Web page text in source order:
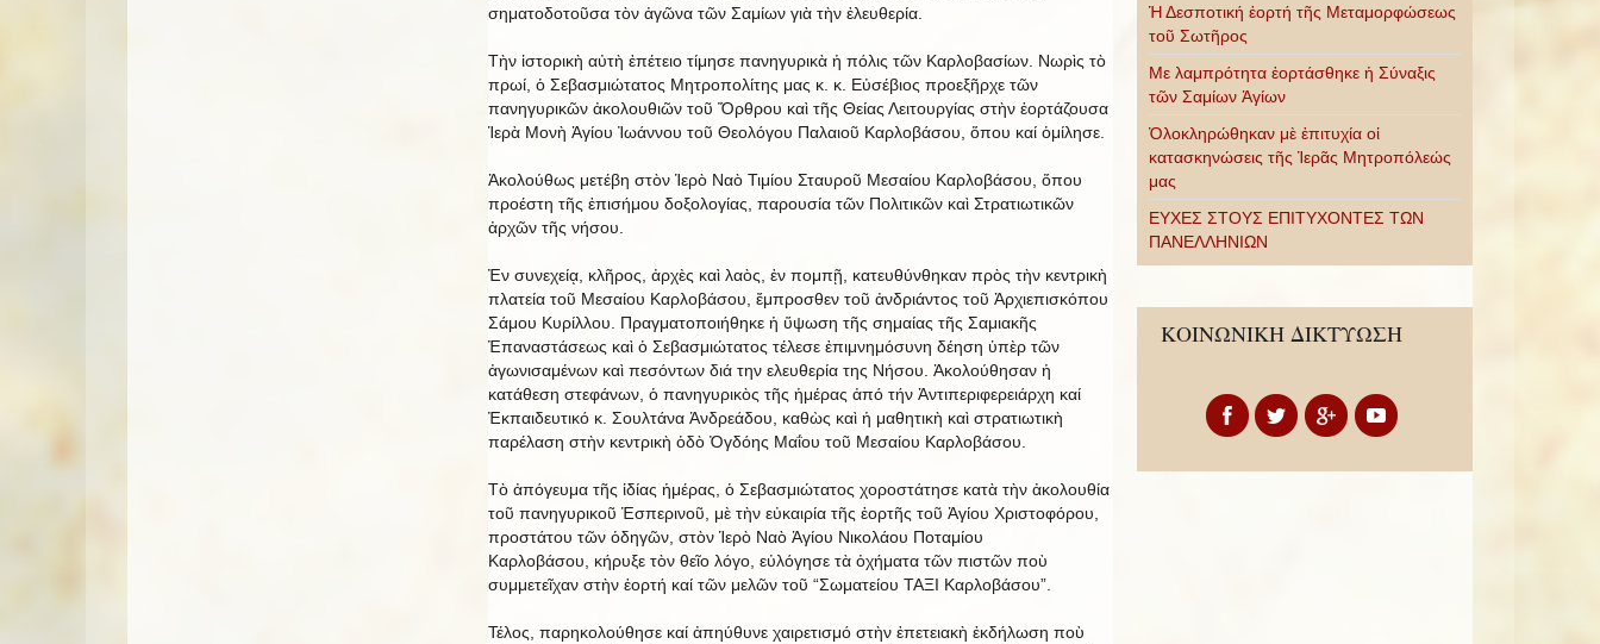
σηματοδοτοῦσα τὸν ἀγῶνα τῶν Σαμίων γιὰ τὴν ἐλευθερία.
Τὴν ἱστορικὴ αὐτὴ ἐπέτειο τίμησε πανηγυρικὰ ἡ πόλις τῶν Καρλοβασίων. Νωρὶς τὸ
πρωί, ὁ Σεβασμιώτατος Μητροπολίτης μας κ. κ. Εὐσέβιος προεξῆρχε τῶν
πανηγυρικῶν ἀκολουθιῶν τοῦ Ὄρθρου καὶ τῆς Θείας Λειτουργίας στὴν ἑορτάζουσα
Ἱερὰ Μονὴ Ἁγίου Ἰωάννου τοῦ Θεολόγου Παλαιοῦ Καρλοβάσου, ὅπου καί ὁμίλησε.
Ἀκολούθως μετέβη στὸν Ἱερὸ Ναὸ Τιμίου Σταυροῦ Μεσαίου Καρλοβάσου, ὅπου
προέστη τῆς ἐπισήμου δοξολογίας, παρουσία τῶν Πολιτικῶν καὶ Στρατιωτικῶν
ἀρχῶν τῆς νήσου.
Ἐν συνεχείᾳ, κλῆρος, ἀρχὲς καὶ λαὸς, ἐν πομπῇ, κατευθύνθηκαν πρὸς τὴν κεντρικὴ
πλατεία τοῦ Μεσαίου Καρλοβάσου, ἔμπροσθεν τοῦ ἀνδριάντος τοῦ Ἀρχιεπισκόπου
Σάμου Κυρίλλου. Πραγματοποιήθηκε ἡ ὕψωση τῆς σημαίας τῆς Σαμιακῆς
Ἐπαναστάσεως καὶ ὁ Σεβασμιώτατος τέλεσε ἐπιμνημόσυνη δέηση ὑπὲρ τῶν
ἀγωνισαμένων καὶ πεσόντων διά την ελευθερία της Νήσου. Ἀκολούθησαν ἡ
κατάθεση στεφάνων, ὁ πανηγυρικὸς τῆς ἡμέρας ἀπό τήν Ἀντιπεριφερειάρχη καί
Ἐκπαιδευτικό κ. Σουλτάνα Ἀνδρεάδου, καθὼς καὶ ἡ μαθητικὴ καὶ στρατιωτικὴ
παρέλαση στὴν κεντρικὴ ὁδὸ Ὀγδόης Μαΐου τοῦ Μεσαίου Καρλοβάσου.
Τὸ ἀπόγευμα τῆς ἰδίας ἡμέρας, ὁ Σεβασμιώτατος χοροστάτησε κατὰ τὴν ἀκολουθία
τοῦ πανηγυρικοῦ Ἑσπερινοῦ, μὲ τὴν εὐκαιρία τῆς ἑορτῆς τοῦ Ἁγίου Χριστοφόρου,
προστάτου τῶν ὁδηγῶν, στὸν Ἱερὸ Ναὸ Ἁγίου Νικολάου Ποταμίου
Καρλοβάσου, κήρυξε τὸν θεῖο λόγο, εὐλόγησε τὰ ὀχήματα τῶν πιστῶν ποὺ
συμμετεῖχαν στὴν ἑορτή καί τῶν μελῶν τοῦ “Σωματείου ΤΑΞΙ Καρλοβάσου”.
Τέλος, παρηκολούθησε καί ἀπηύθυνε χαιρετισμό στὴν ἐπετειακὴ ἐκδήλωση ποὺ
Ἡ Δεσποτική ἑορτή τῆς Μεταμορφώσεως
τοῦ Σωτῆρος
Με λαμπρότητα ἑορτάσθηκε ἡ Σύναξις
τῶν Σαμίων Ἁγίων
Ὁλοκληρώθηκαν μὲ ἐπιτυχία οἱ
κατασκηνώσεις τῆς Ἱερᾶς Μητροπόλεώς
μας
ΕΥΧΕΣ ΣΤΟΥΣ ΕΠΙΤΥΧΟΝΤΕΣ ΤΩΝ
ΠΑΝΕΛΛΗΝΙΩΝ
ΚΟΙΝΩΝΙΚΗ ΔΙΚΤΥΩΣΗ